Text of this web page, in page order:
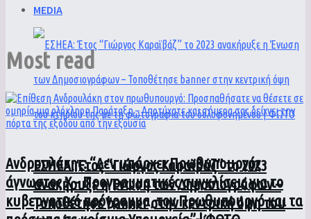
MEDIA
ΕΣΗΕΑ: Έτος “Γιώργος Καραϊβάζ” το 2023
ανακήρυξε η Ένωση των Δημοσιογράφων –
Τοποθέτησε banner στην κεντρική όψη του
Most read
Ανδρουλάκης: “Δεν υπάρχει Πρωθυπουργός
άγνωστος Χ – Προγραμματικές συγκλίσεις για το
κυβερνητικό πρόγραμμα, τον Πρωθυπουργό και τα